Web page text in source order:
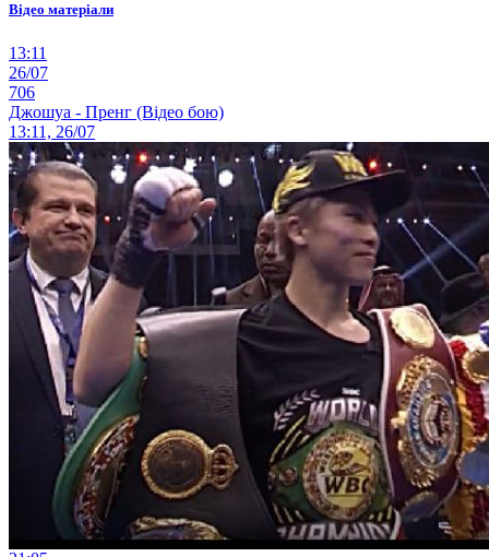
Відео матеріали
13:11
26/07
706
Джошуа - Пренг (Відео бою)
13:11, 26/07